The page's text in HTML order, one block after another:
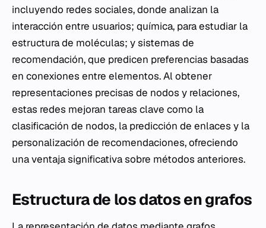
incluyendo redes sociales, donde analizan la
interacción entre usuarios; química, para estudiar la
estructura de moléculas; y sistemas de
recomendación, que predicen preferencias basadas
en conexiones entre elementos. Al obtener
representaciones precisas de nodos y relaciones,
estas redes mejoran tareas clave como la
clasificación de nodos, la predicción de enlaces y la
personalización de recomendaciones, ofreciendo
una ventaja significativa sobre métodos anteriores.
Estructura de los datos en grafos